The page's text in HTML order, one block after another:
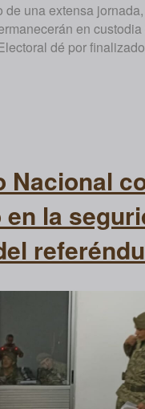
de una extensa
en
dé por
Nacional
la